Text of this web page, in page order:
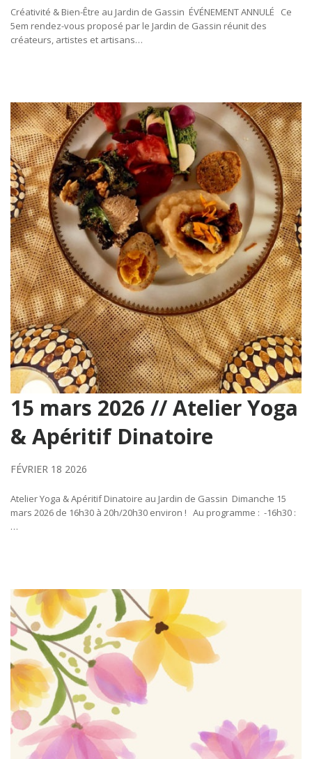
Créativité & Bien-Être au Jardin de Gassin ÉVÉNEMENT ANNULÉ Ce
5em rendez-vous proposé par le Jardin de Gassin réunit des
créateurs, artistes et artisans…
15 mars 2026 // Atelier Yoga
& Apéritif Dinatoire
FÉVRIER 18 2026
Atelier Yoga & Apéritif Dinatoire au Jardin de Gassin Dimanche 15
mars 2026 de 16h30 à 20h/20h30 environ ! Au programme : -16h30 :
…